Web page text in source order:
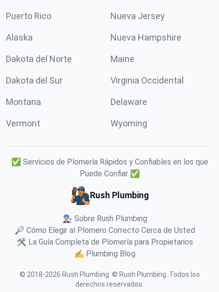
Puerto Rico Nueva Jersey
Alaska Nueva Hampshire
Dakota del Norte Maine
Dakota del Sur Virginia Occidental
Montana Delaware
Vermont Wyoming
✅ Servicios de Plomería Rápidos y Confiables en los que
Puede Confiar ✅
Rush Plumbing
👨🏼‍🔧 Sobre Rush Plumbing
🔎 Cómo Elegir al Plomero Correcto Cerca de Usted
🛠️ La Guía Completa de Plomería para Propietarios
✍️ Plumbing Blog
© 2018-2026 Rush Plumbing © Rush Plumbing. Todos los
derechos reservados.